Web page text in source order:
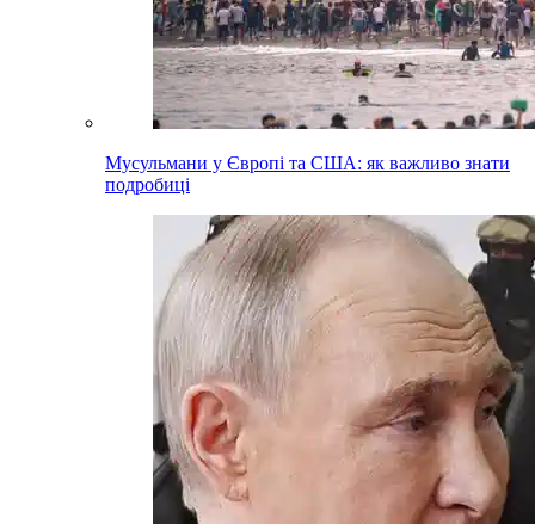
Мусульмани у Європі та США: як важливо знати
подробиці